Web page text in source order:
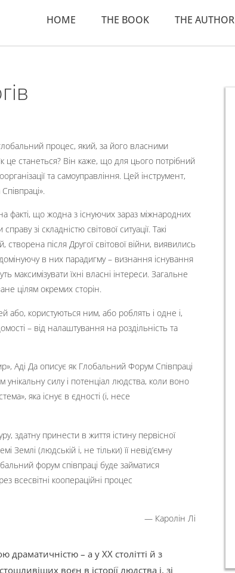
HOME THE BOOK THE AUTHOR
процес, який, за його власними
це станеться? Він каже, що для цього потрібний
та самоуправління. Цей інструмент,
факті, що жодна з існуючих зараз міжнародних
зі складністю світової ситуації. Такі
створена після Другої світової війни, виявились
в них парадигму – визнання існування
максимізувати їхні власні інтереси. Загальне
цілям окремих сторін.
або, користуються ним, або роблять і одне і,
– від налаштування на роздільність та
Аді Да описує як Глобальний Форум Співпраці
силу і потенціал людства, коли воно
яка існує в єдності (і, несе
здатну принести в життя істину первісної
(людській і, не тільки) її невід’ємну
форум співпраці буде займатися
всесвітні коопераційні процес
— Каролін Лі
драматичністю – а у ХХ столітті й з
воєн в історії людства і, зі